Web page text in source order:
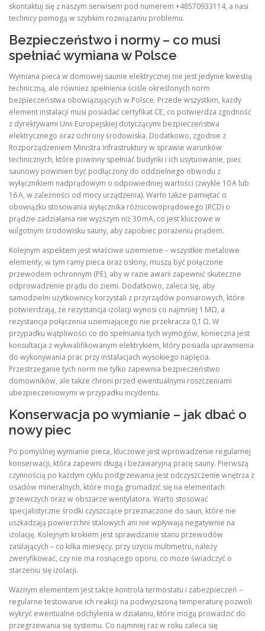
skontaktuj się z naszym serwisem pod numerem +48570933114, a nasi
technicy pomogą w szybkim rozwiązaniu problemu.
Bezpieczeństwo i normy – co musi
spełniać wymiana w Polsce
Wymiana pieca w domowej saunie elektrycznej nie jest jedynie kwestią
techniczną, ale również spełnienia ściśle określonych norm
bezpieczeństwa obowiązujących w Polsce. Przede wszystkim, każdy
element instalacji musi posiadać certyfikat CE, co potwierdza zgodność
z dyrektywami Unii Europejskiej dotyczącymi bezpieczeństwa
elektrycznego oraz ochrony środowiska. Dodatkowo, zgodnie z
Rozporządzeniem Ministra Infrastruktury w sprawie warunków
technicznych, które powinny spełniać budynki i ich usytuowanie, piec
saunowy powinien być podłączony do oddzielnego obwodu z
wyłącznikiem nadprądowym o odpowiedniej wartości (zwykle 10 A lub
16 A, w zależności od mocy urządzenia). Warto także pamiętać o
obowiązku stosowania wyłącznika różnicowoprądowego (RCD) o
prądzie zadziałania nie wyższym niż 30 mA, co jest kluczowe w
wilgotnym środowisku sauny, aby zapobiec porażeniu prądem.
Kolejnym aspektem jest właściwe uziemienie – wszystkie metalowe
elementy, w tym ramy pieca oraz osłony, muszą być połączone
przewodem ochronnym (PE), aby w razie awarii zapewnić skuteczne
odprowadzenie prądu do ziemi. Dodatkowo, zaleca się, aby
samodzielni użytkownicy korzystali z przyrządów pomiarowych, które
potwierdzają, że rezystancja izolacji wynosi co najmniej 1 MΩ, a
rezystancja połączenia uziemiającego nie przekracza 0,1 Ω. W
przypadku wątpliwości co do spełniania tych wymogów, konieczna jest
konsultacja z wykwalifikowanym elektrykiem, który posiada uprawnienia
do wykonywania prac przy instalacjach wysokiego napięcia.
Przestrzeganie tych norm nie tylko zapewnia bezpieczeństwo
domowników, ale także chroni przed ewentualnymi roszczeniami
ubezpieczeniowymi w przypadku incydentu.
Konserwacja po wymianie – jak dbać o
nowy piec
Po pomyślnej wymianie pieca, kluczowe jest wprowadzenie regularnej
konserwacji, która zapewni długą i bezawaryjną pracę sauny. Pierwszą
czynnością po każdym cyklu podgrzewania jest odczyszczenie wnętrza z
osadów mineralnych, które mogą gromadzić się na elementach
grzewczych oraz w obszarze wentylatora. Warto stosować
specjalistyczne środki czyszczące przeznaczone do saun, które nie
uszkadzają powierzchni stalowych ani nie wpływają negatywnie na
izolację. Kolejnym krokiem jest sprawdzanie stanu przewodów
zasilających – co kilka miesięcy, przy użyciu multimetru, należy
zweryfikować, czy nie ma rosnącego oporu, co może świadczyć o
starzeniu się izolacji.
Ważnym elementem jest także kontrola termostatu i zabezpieczeń –
regularne testowanie ich reakcji na podwyższoną temperaturę pozwoli
wykryć ewentualne odchylenia w działaniu, które mogą prowadzić do
przegrzewania się systemu. Co najmniej raz w roku zaleca się